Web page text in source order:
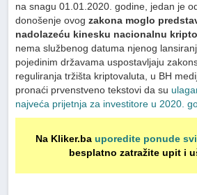
na snagu 01.01.2020. godine, jedan je
donošenje ovogzakona moglo
nadolazeću kinesku nacionalnu
nema službenog datuma njenog
pojedinim državama uspostavljaju
reguliranja tržišta kriptovaluta, u BH
pronaći prvenstveno tekstovi da su
najveća prijetnja za investitore u 2020.
Na Kliker.ba uporedite ponude
besplatno zatražite upit i